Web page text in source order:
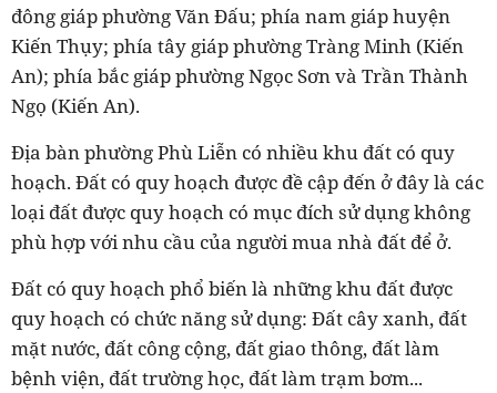
đông giáp phường Văn Đấu; phía nam giáp huyện
Kiến Thụy; phía tây giáp phường Tràng Minh (Kiến
An); phía bắc giáp phường Ngọc Sơn và Trần Thành
Ngọ (Kiến An).
Địa bàn phường Phù Liễn có nhiều khu đất có quy
hoạch. Đất có quy hoạch được đề cập đến ở đây là các
loại đất được quy hoạch có mục đích sử dụng không
phù hợp với nhu cầu của người mua nhà đất để ở.
Đất có quy hoạch phổ biến là những khu đất được
quy hoạch có chức năng sử dụng: Đất cây xanh, đất
mặt nước, đất công cộng, đất giao thông, đất làm
bệnh viện, đất trường học, đất làm trạm bơm...